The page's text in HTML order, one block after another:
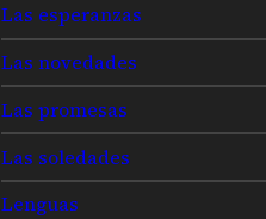
Las esperanzas
Las novedades
Las promesas
Las soledades
Lenguas